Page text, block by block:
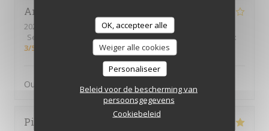
OK, accepteer alle
Weiger alle cookies
Personaliseer
Beleid voor de bescherming van
persoonsgegevens
Cookiebeleid
Annick
2026-03-21
- 13:15 - Gasten 3
Service
Atmosfeer:3/5 Keuken:3/5
:
3/5
Oui
Pierre